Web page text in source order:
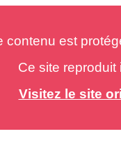
est
Ce site
Visitez le site